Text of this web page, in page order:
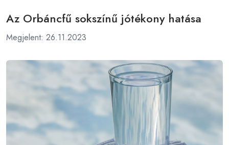
Az Orbáncfű sokszínű jótékony hatása
Megjelent: 26.11.2023